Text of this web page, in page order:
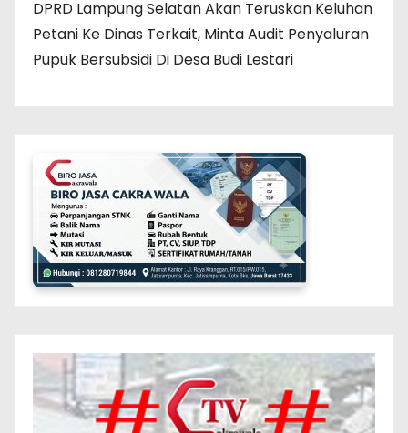
DPRD Lampung Selatan Akan Teruskan Keluhan
Petani Ke Dinas Terkait, Minta Audit Penyaluran
Pupuk Bersubsidi Di Desa Budi Lestari